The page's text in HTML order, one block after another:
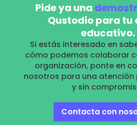
Pide ya una
Qustodio para tu
educativo.
Si estás interesado en
cómo podemos colaborar
organización, ponte en
nosotros para una atención
y sin
Contacta con